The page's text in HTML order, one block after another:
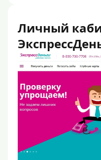
Личный